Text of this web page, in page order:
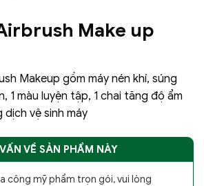
Make up
Makeup gồm máy nén khí, súng
1 màu luyện tập, 1 chai tăng độ ẩm
dịch vệ sinh máy
VỀ SẢN PHẨM NÀY
công mỹ phẩm trọn gói, vui lòng